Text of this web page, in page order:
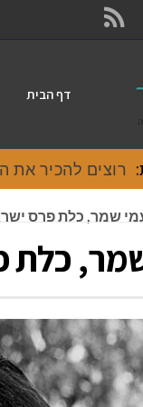
דף הבית
רוצים להכיר את
שמר, כלת פרס
כלת